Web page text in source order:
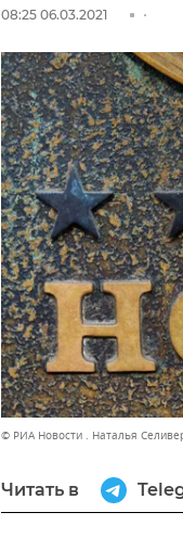
08:25 06.03.2021
© РИА Новости . Наталья
Читать в